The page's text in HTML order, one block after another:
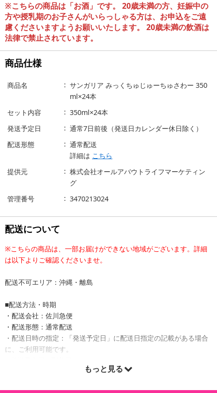
※こちらの商品は「お酒」です。 20歳未満の方、妊娠中の
方や授乳期のお子さんがいらっしゃる方は、お申込をご遠
慮くださいますようお願いいたします。 20歳未満の飲酒は
法律で禁止されています。
商品仕様
商品名
サンガリア みっくちゅじゅーちゅさわー 350
ml×24本
セット内容
350ml×24本
発送予定日
通常7日前後（発送日カレンダー休日除く）
配送形態
通常配送
詳細は こちら
提供元
株式会社オールアバウトライフマーケティン
グ
管理番号
3470213024
配送について
※こちらの商品は、一部お届けができない地域がございます。詳細
は以下よりご確認くださいませ。
配送不可エリア：沖縄・離島
■配送方法・時期
・配送会社：佐川急便
・配送形態：通常配送
・配送日時の指定：「発送予定日」に配送日指定の記載がある場合
に、ご利用可能です。
・商品は「日本酒類販売株式会社」より出荷します。
もっと見る